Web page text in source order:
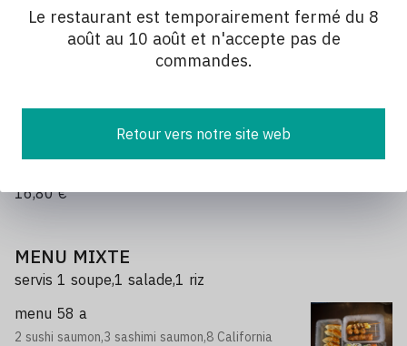
Le restaurant est temporairement fermé du 8
août au 10 août et n'accepte pas de
commandes.
Retour vers notre site web
7 brochettes : 1 poulet, 2 boulette de poulet, 1
aile de poulet
1 champignon, 1 boeuf, 1 boeuf au fromage.
Menu 7
16,80 €
MENU MIXTE
servis 1 soupe,1 salade,1 riz
menu 58 a
2 sushi saumon,3 sashimi saumon,8 California